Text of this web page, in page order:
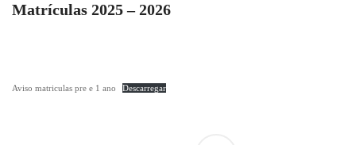
Matrículas 2025 – 2026
Aviso matriculas pre e 1 ano Descarregar